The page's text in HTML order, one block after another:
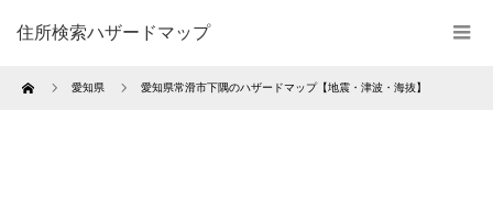
住所検索ハザードマップ
Home 愛知県 愛知県常滑市下隅のハザードマップ【地震・津波・海抜】